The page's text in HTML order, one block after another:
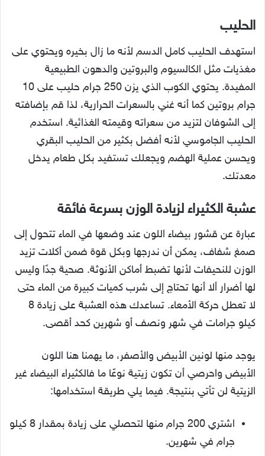
الحليب
استهدف الحليب كامل الدسم لأنه ما زال بخيره ويحتوي على
مغذيات مثل الكالسيوم والبروتين والدهون الطبيعية
المفيدة. يحتوي الكوب الذي يزن 250 جرام حليب على 10
جرام بروتين كما أنه غني بالسعرات الحرارية، لذا قم بإضافته
إلى الشوفان لتزيد من سعراته وقيمته الغذائية. استخدم
الحليب الجاموسي لأنه أفضل بكثير من الحليب البقري
ويحسن عملية الهضم ويجعلك تستفيد بكل طعام يدخل
معدتك.
عشبة الكثيراء لزيادة الوزن بسرعة فائقة
عبارة عن قشور بيضاء اللون عند وضعها في الماء تتحول إلى
صمغ شفاف، يمكن أن ندرجها وبكل قوة ضمن أكلات تزيد
الوزن للنحيفات لأنها تضبط أماكن الأنوثة. صحية جدًا وليس
لها أضرار ألا أنها تحتاج إلى شرب كميات كبيرة من الماء حتى
لا تعطل حركة الأمعاء. تساعدك هذه العشبة على زيادة 8
كيلو جرامات في شهر ونصف أو شهرين كحد أقصى.
يوجد منها لونين الأبيض والأصفر، ما يهمنا هنا اللون
الأبيض واحرصي أن تكون زيتية نوعًا ما فالكثيراء البيضاء غير
الزيتية لن تأتي بنتيجة. فيما يلي طريقة استخدامها:
اشتري 200 جرام منها لتحصلي على زيادة بمقدار 8 كيلو
جرام في شهرين.